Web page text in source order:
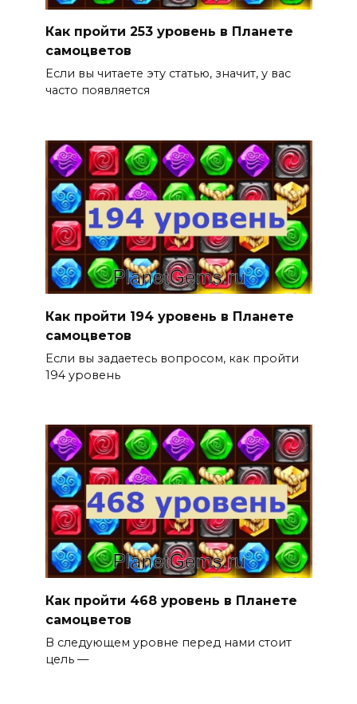
Как пройти 253 уровень в Планете
самоцветов
Если вы читаете эту статью, значит, у вас
часто появляется
Как пройти 194 уровень в Планете
самоцветов
Если вы задаетесь вопросом, как пройти
194 уровень
Как пройти 468 уровень в Планете
самоцветов
В следующем уровне перед нами стоит
цель —